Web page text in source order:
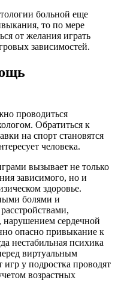
больной еще
то по мере
от желания играть
зависимостей.
проводиться
Обратиться к
на спорт становятся
человека.
вызывает не только
зависимого, но и
здоровье.
болями и
нарушением сердечной
опасно привыкание к
нестабильная психика
виртуальным
у подростка проводят
возрастных